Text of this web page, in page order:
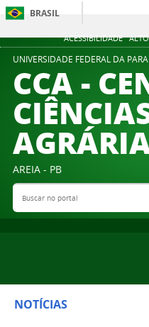
ACESSIBILIDADE
BRASIL
UNIVERSIDADE FEDERAL DA
CCA -
AREIA - PB
Buscar no portal
NOTÍCIAS